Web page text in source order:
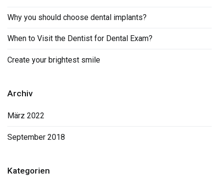
Why you should choose dental implants?
When to Visit the Dentist for Dental Exam?
Create your brightest smile
Archiv
März 2022
September 2018
Kategorien